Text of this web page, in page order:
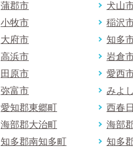
蒲郡市 犬山
小牧市 稲沢
大府市 知多
高浜市 岩倉
田原市 愛西
弥富市 みよ
愛知郡東郷町 西春
海部郡大治町 海部
知多郡南知多町 知多